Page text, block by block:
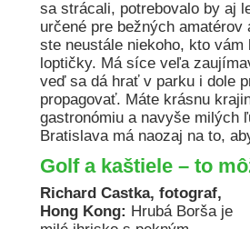
sa strácali, potrebovalo by aj
určené pre bežných
ste neustále niekoho, kto
loptičky. Má síce veľa
veď sa dá hrať v parku i dole
propagovať. Máte krásnu
gastronómiu a navyše milých
Bratislava má naozaj na to,
Golf a kaštiele – to
Richard Castka, fotograf,
Hong Kong: Hrubá Borša je